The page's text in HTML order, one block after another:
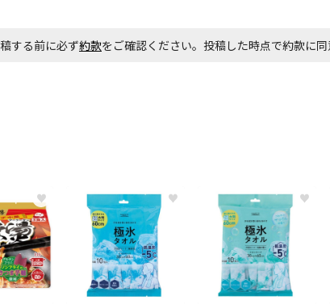
する前に必ず約款をご確認ください。投稿した時点で約款
♥ ♥ ♥